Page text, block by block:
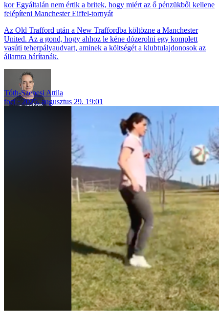
Egyáltalán nem értik a britek, hogy miért az ő pénzükből kellene
felépíteni Manchester Eiffel-tornyát
Az Old Trafford után a New Traffordba költözne a Manchester
United. Az a gond, hogy ahhoz le kéne dózerolni egy komplett
vasúti teherpályaudvart, aminek a költségét a klubtulajdonosok az
államra hárítanák.
Tóth-Szenesi Attila
foci
2025. augusztus 29. 19:01